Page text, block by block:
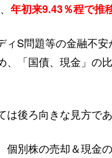
年初来9.43％程で推
ィS問題等の金融不
、「国債、現金」の
は後ろ向きな見方で
個別株の売却＆現金